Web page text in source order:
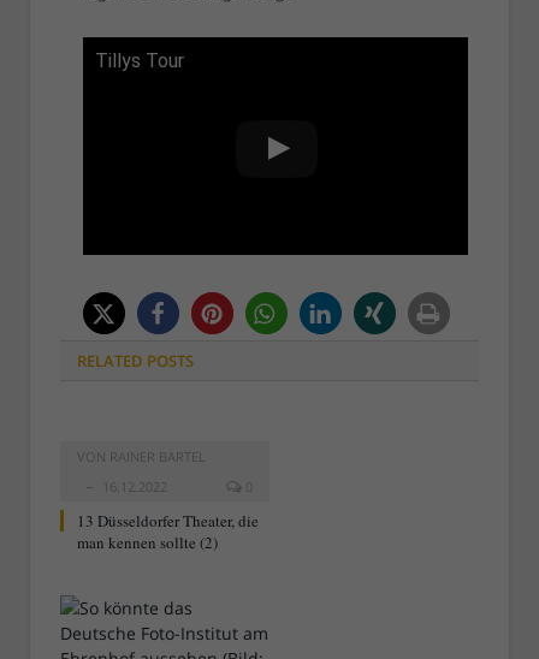
Tillys Tour
RELATED POSTS
VON RAINER BARTEL
16.12.2022
0
13 Düsseldorfer Theater, die
man kennen sollte (2)